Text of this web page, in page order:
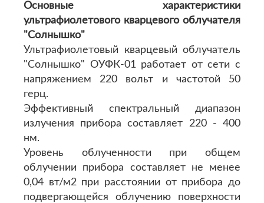
Основные характеристики
ультрафиолетового кварцевого облучателя
"Солнышко"
Ультрафиолетовый кварцевый облучатель
"Солнышко" ОУФК-01 работает от сети с
напряжением 220 вольт и частотой 50
герц.
Эффективный спектральный диапазон
излучения прибора составляет 220 - 400
нм.
Уровень облученности при общем
облучении прибора составляет не менее
0,04 вт/м2 при расстоянии от прибора до
подвергающейся облучению поверхности